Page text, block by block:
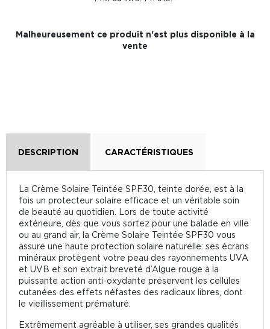
Malheureusement ce produit n'est plus disponible à la
vente
DESCRIPTION CARACTÉRISTIQUES
La Crème Solaire Teintée SPF30, teinte dorée, est à la
fois un protecteur solaire efficace et un véritable soin
de beauté au quotidien. Lors de toute activité
extérieure, dès que vous sortez pour une balade en ville
ou au grand air, la Crème Solaire Teintée SPF30 vous
assure une haute protection solaire naturelle: ses écrans
minéraux protègent votre peau des rayonnements UVA
et UVB et son extrait breveté d’Algue rouge à la
puissante action anti-oxydante préservent les cellules
cutanées des effets néfastes des radicaux libres, dont
le vieillissement prématuré.
Extrêmement agréable à utiliser, ses grandes qualités